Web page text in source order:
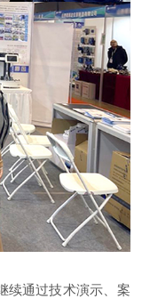
续通过技术演示、案